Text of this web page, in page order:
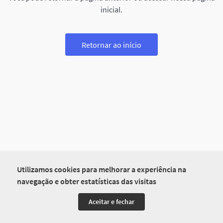
Utilizamos cookies para melhorar a experiência na
navegação e obter estatísticas das visitas
Aceitar e fechar
inicial.
Retornar ao início